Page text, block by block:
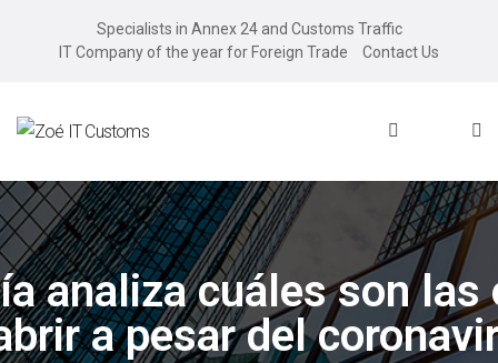
Specialists in Annex 24 and Customs Traffic
IT Company of the year for Foreign Trade
Contact Us
analiza cuáles son
a pesar del